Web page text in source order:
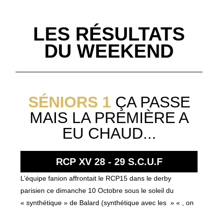
LES RÉSULTATS
DU WEEKEND
SÉNIORS 1 ÇA PASSE
MAIS LA PREMIÈRE A
EU CHAUD...
RCP XV 28 - 29 S.C.U.F
L’équipe fanion affrontait le RCP15 dans le derby
parisien ce dimanche 10 Octobre sous le soleil du
« synthétique » de Balard (synthétique avec les » « , on